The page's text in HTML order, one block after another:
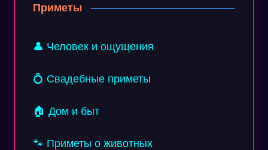
Приметы
👤 Человек и ощущения
💍 Свадебные приметы
🏠 Дом и быт
🐾 Приметы о животных